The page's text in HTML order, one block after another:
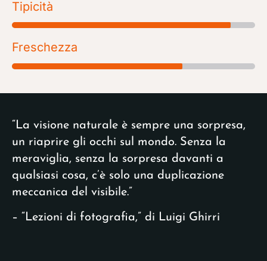
Tipicità
Freschezza
“La visione naturale è sempre una sorpresa,
un riaprire gli occhi sul mondo. Senza la
meraviglia, senza la sorpresa davanti a
qualsiasi cosa, c’è solo una duplicazione
meccanica del visibile.”
– “Lezioni di fotografia,” di Luigi Ghirri